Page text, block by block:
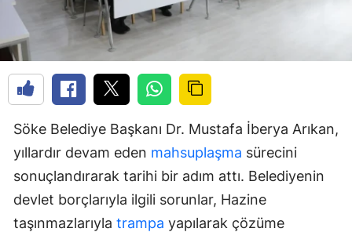
Söke Belediye Başkanı Dr. Mustafa İberya Arıkan,
yıllardır devam eden mahsuplaşma sürecini
sonuçlandırarak tarihi bir adım attı. Belediyenin
devlet borçlarıyla ilgili sorunlar, Hazine
taşınmazlarıyla trampa yapılarak çözüme